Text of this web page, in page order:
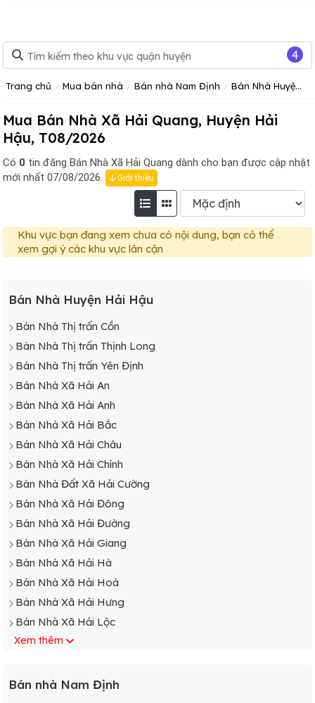
Trang chủ Mua bán nhà Bán nhà Nam Định Bán Nhà Huyện Hải Hậu
Mua Bán Nhà Xã Hải Quang, Huyện Hải
Hậu, T08/2026
Có 0 tin đăng Bán Nhà Xã Hải Quang dành cho bạn được cập nhật
mới nhất 07/08/2026.
Giới thiệu
Khu vực bạn đang xem chưa có nội dung, bạn có thể
xem gợi ý các khu vực lân cận
Bán Nhà Huyện Hải Hậu
Bán Nhà Thị trấn Cồn
Bán Nhà Thị trấn Thịnh Long
Bán Nhà Thị trấn Yên Định
Bán Nhà Xã Hải An
Bán Nhà Xã Hải Anh
Bán Nhà Xã Hải Bắc
Bán Nhà Xã Hải Châu
Bán Nhà Xã Hải Chính
Bán Nhà Đất Xã Hải Cường
Bán Nhà Xã Hải Đông
Bán Nhà Xã Hải Đường
Bán Nhà Xã Hải Giang
Bán Nhà Xã Hải Hà
Bán Nhà Xã Hải Hoà
Bán Nhà Xã Hải Hưng
Bán Nhà Xã Hải Lộc
Bán Nhà Xã Hải Long
Bán Nhà Xã Hải Minh
Xem thêm
Bán nhà Nam Định
4